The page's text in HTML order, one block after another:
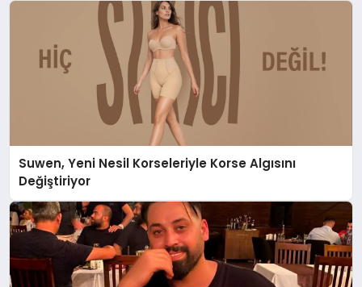
Suwen, Yeni Nesil Korseleriyle Korse Algısını
Değiştiriyor